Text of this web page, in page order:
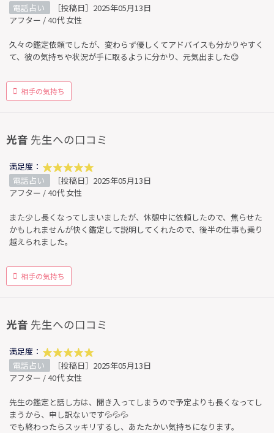
電話占い
［投稿日］2025年05月13日
アフター / 40代 女性
久々の鑑定依頼でしたが、変わらず優しくてアドバイスも分かりやすく
て、彼の気持ちや状況が手に取るように分かり、元気出ました😊
相手の気持ち
光音 先生への口コミ
満足度：
電話占い
［投稿日］2025年05月13日
アフター / 40代 女性
また少し長くなってしまいましたが、休憩中に依頼したので、焦らせた
かもしれませんが快く鑑定して説明してくれたので、後半の仕事も乗り
越えられました。
相手の気持ち
光音 先生への口コミ
満足度：
電話占い
［投稿日］2025年05月13日
アフター / 40代 女性
先生の鑑定と話し方は、聞き入ってしまうので予定よりも長くなってし
まうから、申し訳ないです💦💦💦
でも終わったらスッキリするし、あたたかい気持ちになります。